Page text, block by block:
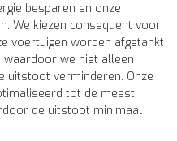
besparen en onze
We kiezen consequent voor
voertuigen worden afgetankt
waardoor we niet alleen
uitstoot verminderen. Onze
tot de meest
de uitstoot minimaal